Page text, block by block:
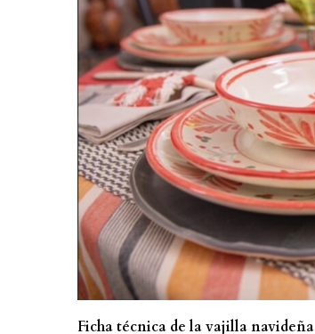
Ficha técnica de la vajilla navideña